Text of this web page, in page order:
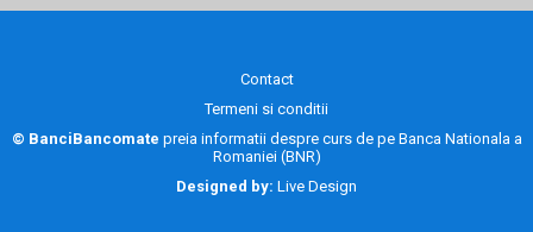
Contact
Termeni si conditii
© BanciBancomate preia informatii despre curs de pe Banca Nationala a
Romaniei (BNR)
Designed by: Live Design